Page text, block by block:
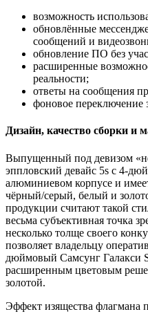
возможность
обновлённые
сообщений и
обновление ПО без
расширенные
реальности;
ответы на сообщения
фоновое переключение
Дизайн, качество сборки и
Выпущенный под девизом
эппловский девайс 5s с 4-
алюминиевом корпусе и
чёрный/серый, белый и
продукции считают такой
весьма субъективная точка
несколько толще своего
позволяет владельцу
дюймовый Самсунг Галакси
расширенным цветовым
золотой.
Эффект изящества флагмана